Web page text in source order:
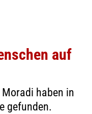
auf
haben in
gefunden.